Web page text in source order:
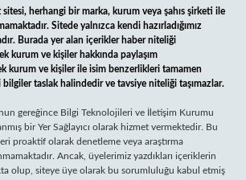
sitesi, herhangi bir marka, kurum veya şahıs şirketi ile
Sitede yalnızca kendi hazırladığımız
Burada yer alan içerikler haber niteliği
kurum ve kişiler hakkında paylaşım
kurum ve kişiler ile isim benzerlikleri tamamen
taslak halindedir ve tavsiye niteliği taşımazlar.
gereğince Bilgi Teknolojileri ve İletişim Kurumu
bir Yer Sağlayıcı olarak hizmet vermektedir. Bu
proaktif olarak denetleme veya araştırma
Ancak, üyelerimiz yazdıkları içeriklerin
olup, siteye üye olarak bu sorumluluğu kabul etmiş